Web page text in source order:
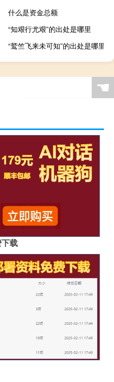
什么是资金总额
“知艰行尤艰”的出处是哪里
“鹫竺飞来未可知”的出处是哪里
☚
载